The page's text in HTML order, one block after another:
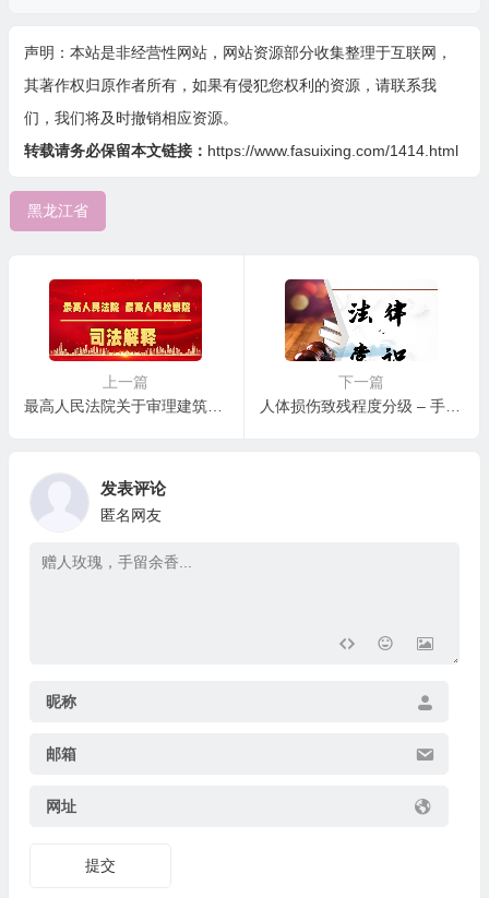
声明：本站是非经营性网站，网站资源部分收集整理于互联网，
其著作权归原作者所有，如果有侵犯您权利的资源，请联系我
们，我们将及时撤销相应资源。
转载请务必保留本文链接： https://www.fasuixing.com/1414.html
黑龙江省
上一篇
最高人民法院关于审理建筑物区分所有权纠纷案件具体应用法律若干问题的解释
下一篇
人体损伤致残程度分级 – 手、足功能丧失程度评定
发表评论
匿名网友
昵称
邮箱
网址
提交